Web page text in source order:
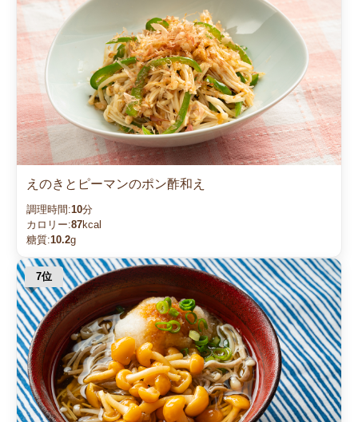
えのきとピーマンのポン酢和え
調理時間:10分
カロリー:87kcal
糖質:10.2g